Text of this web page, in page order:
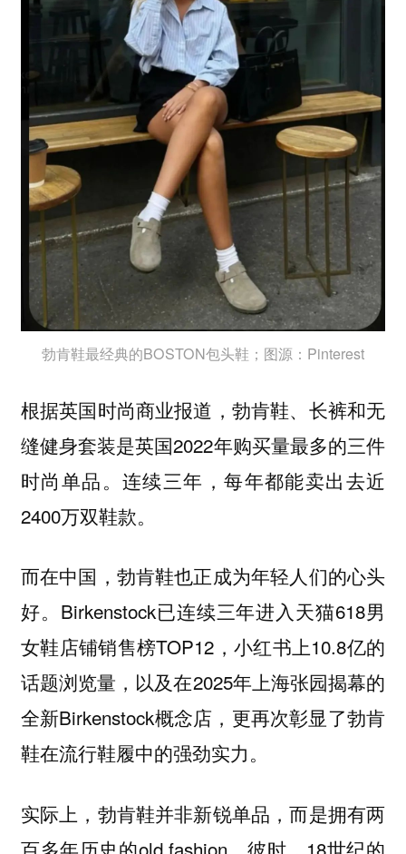
勃肯鞋最经典的BOSTON包头鞋；图源：Pinterest
根据英国时尚商业报道，勃肯鞋、长裤和无
缝健身套装是英国2022年购买量最多的三件
时尚单品。连续三年，每年都能卖出去近
2400万双鞋款。
而在中国，勃肯鞋也正成为年轻人们的心头
好。Birkenstock已连续三年进入天猫618男
女鞋店铺销售榜TOP12，小红书上10.8亿的
话题浏览量，以及在2025年上海张园揭幕的
全新Birkenstock概念店，更再次彰显了勃肯
鞋在流行鞋履中的强劲实力。
实际上，勃肯鞋并非新锐单品，而是拥有两
百多年历史的old fashion。彼时，18世纪的